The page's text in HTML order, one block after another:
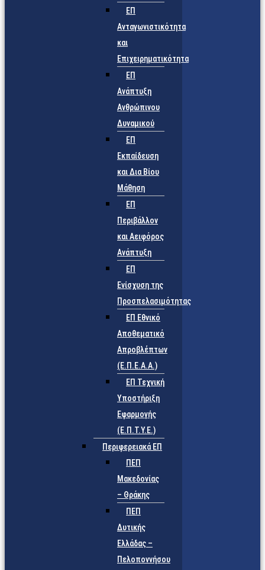
ΕΠ
Ανταγωνιστικότητα
και
Επιχειρηματικότητα
ΕΠ
Ανάπτυξη
Ανθρώπινου
Δυναμικού
ΕΠ
Εκπαίδευση
και Δια Βίου
Μάθηση
ΕΠ
Περιβάλλον
και Αειφόρος
Ανάπτυξη
ΕΠ
Ενίσχυση της
Προσπελασιμότητας
ΕΠ Εθνικό
Αποθεματικό
Απροβλέπτων
(Ε.Π.Ε.Α.Α.)
ΕΠ Τεχνική
Υποστήριξη
Εφαρμογής
(Ε.Π.Τ.Υ.Ε.)
Περιφερειακά ΕΠ
ΠΕΠ
Μακεδονίας
– Θράκης
ΠΕΠ
Δυτικής
Ελλάδας –
Πελοποννήσου